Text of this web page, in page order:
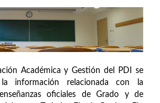
Académica y Gestión del PDI se
información relacionada con la
oficiales de Grado y de